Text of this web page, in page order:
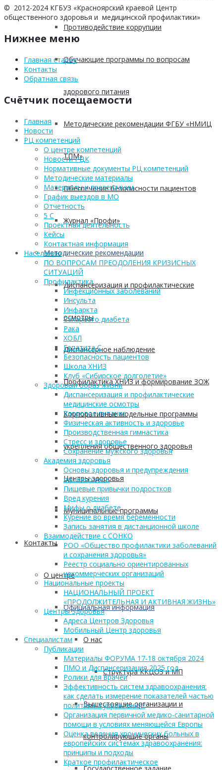
Противодействие коррупции
Обучающие программы по вопросам
здорового питания
Методические рекомендации ФГБУ «НМИЦ
ТПМ»
Обеспечение безопасности пациентов
Журнал «Профи»
Методические рекомендации
Диспансеризация и профилактические
осмотры
Диспансерное наблюдение
Профилактика ХНИЗ и формирование ЗОЖ
Корпоративные модельные программы
укрепления общественного здоровья
Центры здоровья
Муниципальные программы
Контакты
О центре
Официальная информация
О нас
Структура ККЦОЗ и МП
Вышестоящие организации и
контролирующие органы
© 2012-2024 КГБУЗ «Красноярский краевой Центр
общественного здоровья и медицинской профилактики»
Нижнее меню
Главная старая
Контакты
Обратная связь
Счётчик посещаемости
Главная
Новости
РЦ компетенций
О центре компетенций
Новости РЦК
Нормативные документы РЦ компетенций
Методические материалы
Материалы и презентации
График выездов в МО
Отчетность
5 С
Проектная деятельность
Кейсы
Контактная информация
Населению
ПО ВОПРОСАМ ПРЕОДОЛЕНИЯ КРИЗИСНЫХ
СИТУАЦИЙ
Профилактика
Инфекционных заболеваний
Инсульта
Инфаркта
Сахарного диабета
Рака
ХОБЛ
Гепатита С
Безопасность пациентов
Школа ХНИЗ
Клуб «Сибирское долголетие»
Здоровый образ жизни
Диспансеризация и профилактические
медицинские осмотры
Здоровое питание
Физическая активность и здоровье
Производственная гимнастика
Стресс и здоровье
Сохранение мужского здоровья
Академия здоровья
Основы здоровья и предупреждения
лишнего веса
Пищевые привычки подростков
Вред курения
Мифы о диабете
Курение во время беременности
Запись занятия в дистанционной школе
Взаимодействие с СОНКО
РОО «Общество профилактики заболеваний
и сохранения здоровья»
Реестр социально ориентированных
некоммерческих организаций
Национальные проекты
НАЦИОНАЛЬНЫЙ ПРОЕКТ
«ПРОДОЛЖИТЕЛЬНАЯ И АКТИВНАЯ ЖИЗНЬ»
Центры Здоровья
Адреса Центров Здоровья
Мобильный Центр здоровья
Cпециалистам
Публикации
Материалы ФОРУМА 17-18 октября 2024
ПМО и Диспансеризация 2025 год
Ролики для врачей
Эффективность систем здравоохранения:
как сделать измерение показателей частью
политики и управления?
Организация первичной медико-санитарной
помощи в условиях меняющейся Европы
Оценка ведения хронических больных в
европейских системах здравоохранения:
принципы и подходы
Краткое профилактическое